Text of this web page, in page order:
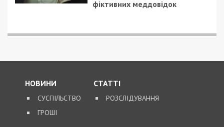
У Хмельницькому директора мовної школи